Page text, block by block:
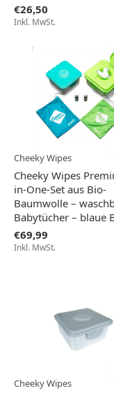
€26,50
Inkl. MwSt.
Cheeky Wipes
Cheeky Wipes
in-One-Set aus Bio-
Baumwolle –
Babytücher – blaue
€69,99
Inkl. MwSt.
Cheeky Wipes